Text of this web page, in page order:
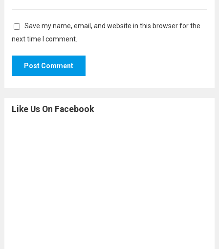
Save my name, email, and website in this browser for the
next time I comment.
Like Us On Facebook